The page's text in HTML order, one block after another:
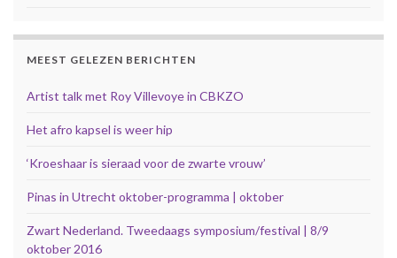
MEEST GELEZEN BERICHTEN
Artist talk met Roy Villevoye in CBKZO
Het afro kapsel is weer hip
‘Kroeshaar is sieraad voor de zwarte vrouw’
Pinas in Utrecht oktober-programma | oktober
Zwart Nederland. Tweedaags symposium/festival | 8/9
oktober 2016